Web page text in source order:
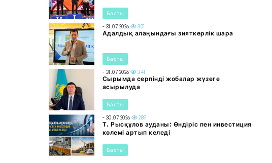
Басты
- 31.07.2026 301
Адалдық алаңындағы зияткерлік шара
Басты
- 31.07.2026 341
Сырымда серпінді жобалар жүзеге
асырылуда
Басты
- 30.07.2026 289
Т. Рысқұлов ауданы: Өндіріс пен инвестиция
көлемі артып келеді
Басты